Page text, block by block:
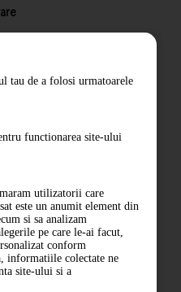
tau de a folosi urmatoarele
functionarea site-ului
utilizatorii care
este un anumit element din
si sa analizam
pe care le-ai facut,
conform
informatiile colectate ne
site-ului si a